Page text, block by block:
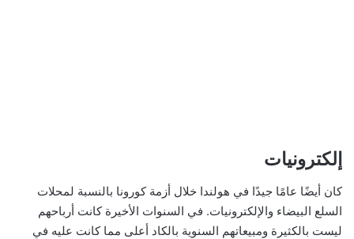
إلكترونيات
كان أيضًا عامًا جيدًا في هولندا خلال أزمة كورونا بالنسبة لمحلات
السلع البيضاء والإلكترونيات. في السنوات الأخيرة كانت أرباحهم
ليست بالكثيرة ومبيعاتهم السنوية بالكاد أعلى مما كانت عليه في